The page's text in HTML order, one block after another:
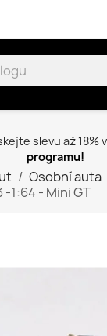
slevu až 18%
programu!
Osobní auta
-1:64 - Mini GT